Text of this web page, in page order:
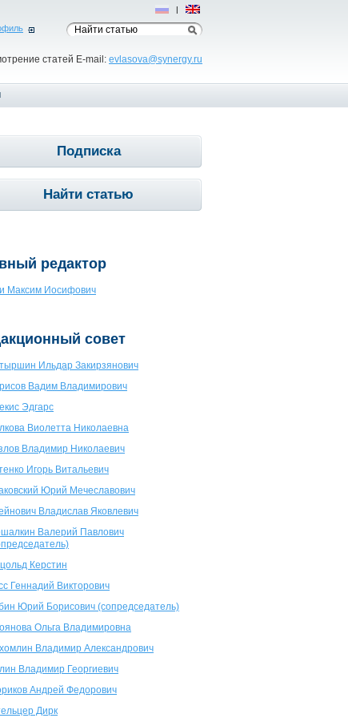
статей E-mail: evlasova@synergy.ru
Рус | Eng
Подписка
Найти статью
редактор
Максим Иосифович
совет
Ильдар Закирзянович
Вадим Владимирович
Эдгарс
Виолетта Николаевна
Владимир Николаевич
Игорь Витальевич
Юрий Мечеславович
Владислав Яковлевич
Валерий Павлович
Керстин
Геннадий Викторович
Юрий Борисович (сопредседатель)
Ольга Владимировна
Владимир Александрович
Владимир Георгиевич
Андрей Федорович
Дирк